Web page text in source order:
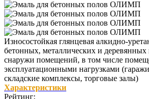
Износостойкая глянцевая алкидно-
бетонных, металлических и
снаружи помещений, в том числе
эксплуатационными нагрузками
складские комплексы, торговые залы)
Характеристики
Рейтинг: